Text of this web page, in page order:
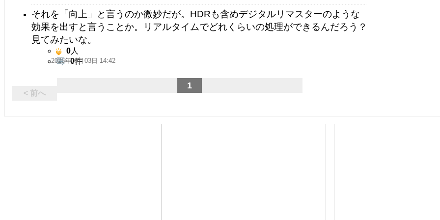
それを「向上」と言うのか微妙だが。HDRも含めデジタルリマスターのような
効果を出すと言うことか。リアルタイムでどれくらいの処理ができるんだろう？
見てみたいな。
2025年09月03日 14:42
0人
0件
< 前へ
1